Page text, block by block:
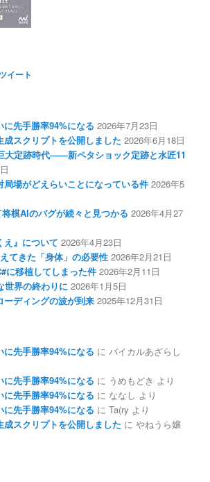
イート
先手勝率94%になる 2026年7月23日
スクリプトを公開しました 2026年6月18日
大定跡時代――新ペタショック定跡と水匠11
局場がどえらいことになっている件 2026年5
棋AIのバグが続々と見つかる 2026年4月27
え』について 2026年4月23日
てきた「身体」の必要性 2026年2月21日
に移植してしまった件 2026年2月11日
世界の終わりに 2026年1月5日
ディングの波が到来 2025年12月31日
先手勝率94%になる にバイカルあざらし
先手勝率94%になる に うめもどき より
先手勝率94%になる に ななし より
先手勝率94%になる にTa(ry より
スクリプトを公開しました にやねうら嬢